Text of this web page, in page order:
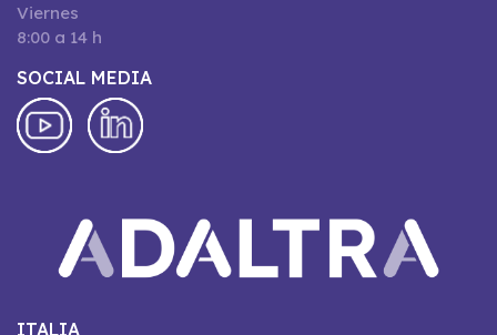
Viernes
8:00 a 14 h
SOCIAL MEDIA
ITALIA